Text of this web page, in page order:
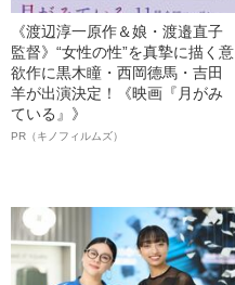
《渡辺淳一原作＆娘・渡邉直子
監督》“女性の性”を真摯に描く意
欲作に黒木瞳・西岡德馬・吉田
羊が出演決定！《映画『月がみ
ている』》
PR（キノフィルムズ）